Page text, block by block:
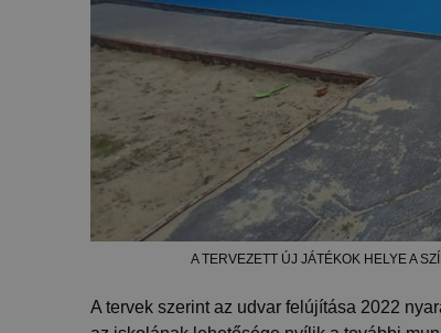
A TERVEZETT ÚJ JÁTÉKOK HELYE A
A tervek szerint az udvar felújítása 2022